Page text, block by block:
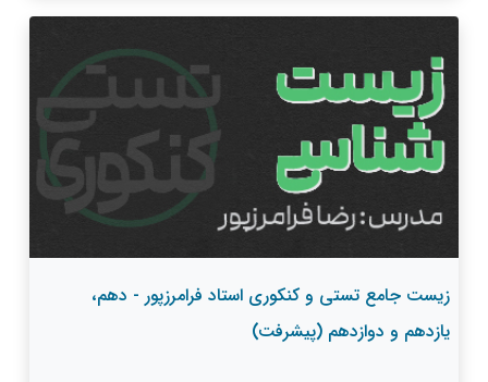
زیست جامع تستی و کنکوری استاد فرامرزپور - دهم،
یازدهم و دوازدهم (پیشرفت)